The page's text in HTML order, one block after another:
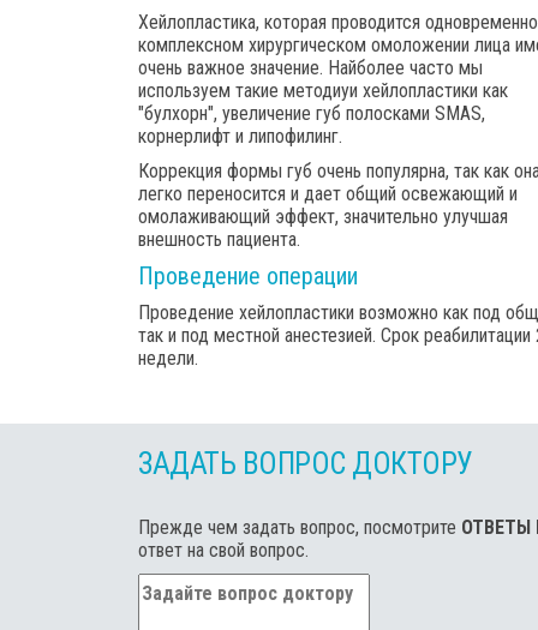
Хейлопластика, которая проводится
комплексном хирургическом омоложении лица
очень важное значение. Найболее часто мы
используем такие методиуи хейлопластики как
"булхорн", увеличение губ полосками SMAS,
корнерлифт и липофилинг.
Коррекция формы губ очень популярна, так как
легко переносится и дает общий освежающий и
омолаживающий эффект, значительно улучшая
внешность пациента.
Проведение операции
Проведение хейлопластики возможно как под
так и под местной анестезией. Срок реабилитации
недели.
ЗАДАТЬ ВОПРОС ДОКТОРУ
Прежде чем задать вопрос, посмотрите ОТВЕТЫ
ответ на свой вопрос.